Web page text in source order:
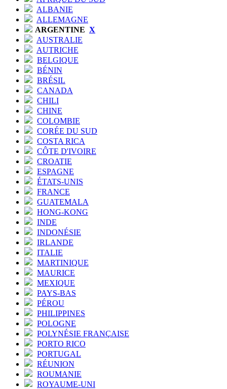
ALBANIE
ALLEMAGNE
ARGENTINE X
AUSTRALIE
AUTRICHE
BELGIQUE
BÉNIN
BRÉSIL
CANADA
CHILI
CHINE
COLOMBIE
CORÉE DU SUD
COSTA RICA
CÔTE D'IVOIRE
CROATIE
ESPAGNE
ÉTATS-UNIS
FRANCE
GUATEMALA
HONG-KONG
INDE
INDONÉSIE
IRLANDE
ITALIE
MARTINIQUE
MAURICE
MEXIQUE
PAYS-BAS
PÉROU
PHILIPPINES
POLOGNE
POLYNÉSIE FRANÇAISE
PORTO RICO
PORTUGAL
RÉUNION
ROUMANIE
ROYAUME-UNI